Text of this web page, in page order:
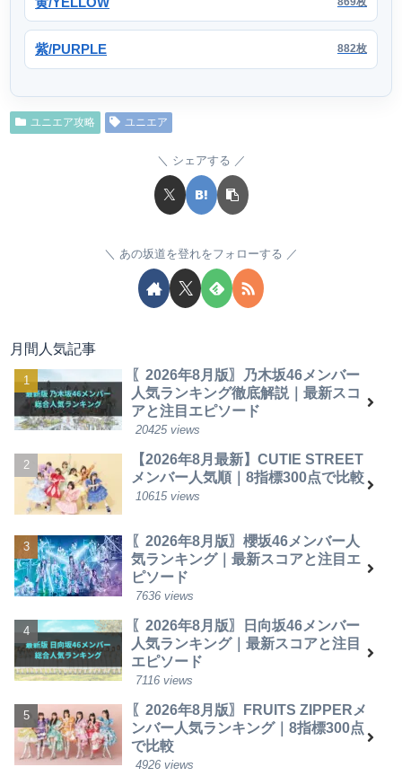
紫/PURPLE 882枚
ユニエア攻略 ユニエア
シェアする
あの坂道を登れをフォローする
月間人気記事
〖2026年8月版〗乃木坂46メンバー
人気ランキング徹底解説｜最新スコ
アと注目エピソード
20425 views
【2026年8月最新】CUTIE STREET
メンバー人気順｜8指標300点で比較
10615 views
〖2026年8月版〗櫻坂46メンバー人
気ランキング｜最新スコアと注目エ
ピソード
7636 views
〖2026年8月版〗日向坂46メンバー
人気ランキング｜最新スコアと注目
エピソード
7116 views
〖2026年8月版〗FRUITS ZIPPERメ
ンバー人気ランキング｜8指標300点
で比較
4926 views